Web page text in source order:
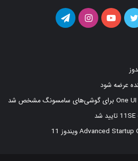
توییتر یوتیوب اینستاگرامتلگرام